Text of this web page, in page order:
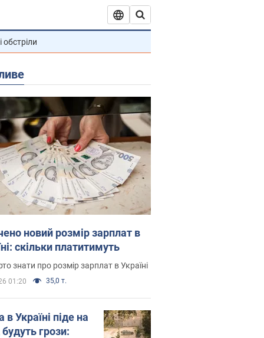
обстріли
новий розмір зарплат в
скільки платитимуть
знати про розмір зарплат в Україні
01:20 35,0 т.
в Україні піде на
грози: